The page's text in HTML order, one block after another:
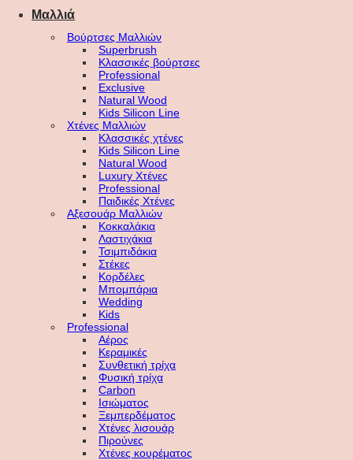
Μαλλιά
Βούρτσες Μαλλιών
Superbrush
Κλασσικές βούρτσες
Professional
Exclusive
Natural Wood
Kids Silicon Line
Χτένες Μαλλιών
Κλασσικές χτένες
Kids Silicon Line
Natural Wood
Luxury Χτένες
Professional
Παιδικές Χτένες
Αξεσουάρ Μαλλιών
Κοκκαλάκια
Λαστιχάκια
Τσιμπιδάκια
Στέκες
Κορδέλες
Μπομπάρια
Wedding
Kids
Professional
Αέρος
Κεραμικές
Συνθετική τρίχα
Φυσική τρίχα
Carbon
Ισιώματος
Ξεμπερδέματος
Χτένες λισουάρ
Πιρούνες
Χτένες κουρέματος